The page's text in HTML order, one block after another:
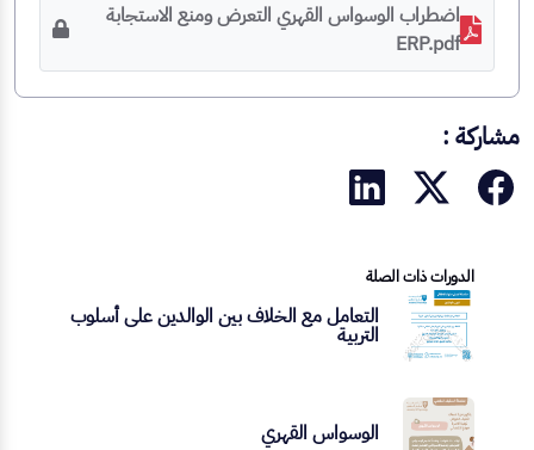
اضطراب الوسواس القهري التعرض ومنع الاستجابة
ERP.pdf
مشاركة :
الدورات ذات الصلة
التعامل مع الخلاف بين الوالدين على أسلوب
التربية
الوسواس القهري